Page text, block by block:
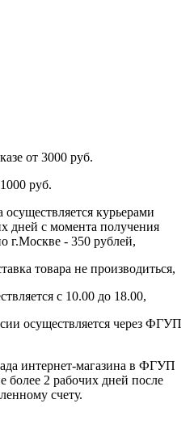
от 3000 руб.
руб.
осуществляется курьерами
дней с момента получения
г.Москве - 350 рублей,
товара не производиться,
с 10.00 до 18.00,
осуществляется через ФГУП
интернет-магазина в ФГУП
более 2 рабочих дней после
счету.